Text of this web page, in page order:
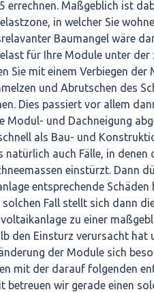
errechnen. Maßgeblich ist
in welcher Sie
Baumangel wäre
für Ihre Module unter
Sie mit einem Verbiegen der
und Abrutschen des
Dies passiert vor allem
Modul- und Dachneigung
als Bau- und
natürlich auch Fälle, in
einstürzt. Dann
entsprechende
solchen Fall stellt sich dann
zu einer
den Einsturz verursacht hat
der Module sich
mit der darauf folgenden
betreuen wir gerade einen